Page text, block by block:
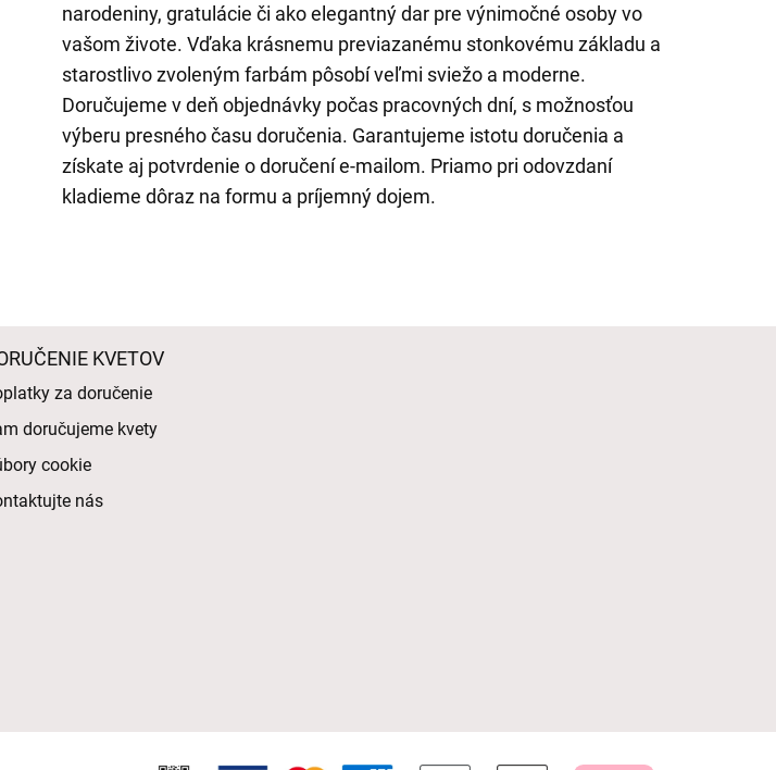
narodeniny, gratulácie či ako elegantný dar pre výnimočné osoby vo
vašom živote. Vďaka krásnemu previazanému stonkovému základu a
starostlivo zvoleným farbám pôsobí veľmi sviežo a moderne.
Doručujeme v deň objednávky počas pracovných dní, s možnosťou
výberu presného času doručenia. Garantujeme istotu doručenia a
získate aj potvrdenie o doručení e-mailom. Priamo pri odovzdaní
kladieme dôraz na formu a príjemný dojem.
KVETOV
za doručenie
doručujeme kvety
cookie
nás